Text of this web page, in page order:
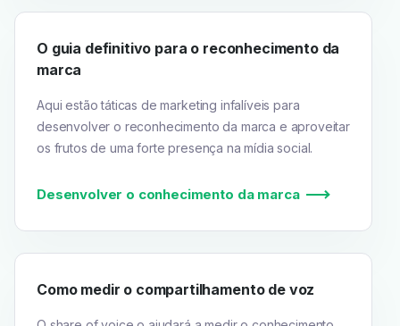
O guia definitivo para o reconhecimento da
marca
Aqui estão táticas de marketing infalíveis para
desenvolver o reconhecimento da marca e aproveitar
os frutos de uma forte presença na mídia social.
Desenvolver o conhecimento da marca
Como medir o compartilhamento de voz